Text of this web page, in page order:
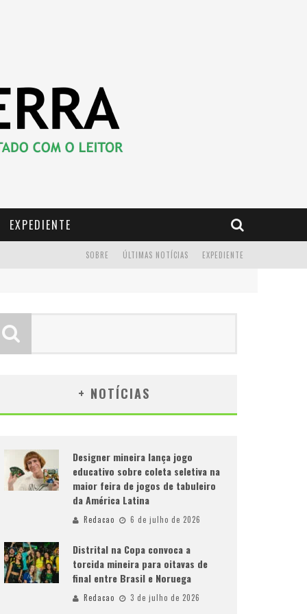
EXPEDIENTE
EXPEDIENTE
ÚLTIMAS NOTÍCIAS
SOBRE
+ NOTÍCIAS
Designer mineira lança jogo
educativo sobre coleta seletiva na
maior feira de jogos de tabuleiro
da América Latina
Redacao 6 de julho de 2026
Distrital na Copa convoca a
torcida mineira para oitavas de
final entre Brasil e Noruega
Redacao 3 de julho de 2026